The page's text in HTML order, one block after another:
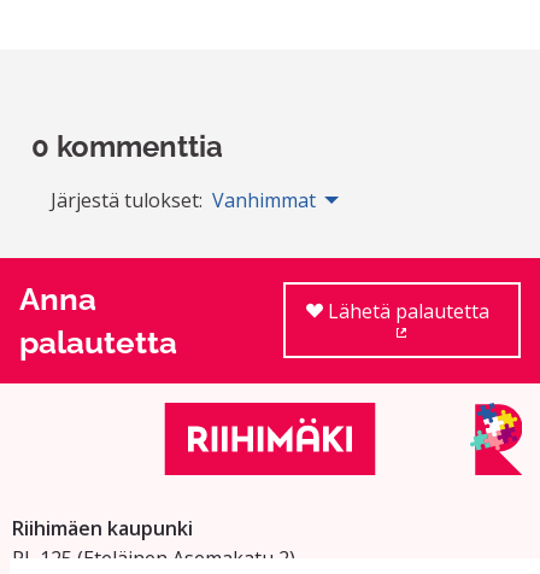
0 kommenttia
Järjestä tulokset: Vanhimmat
Anna
palautetta
Lähetä palautetta
Riihimäen kaupunki
PL 125 (Eteläinen Asemakatu 2)